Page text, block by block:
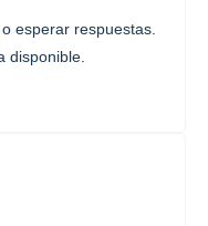
esperar respuestas.
disponible.